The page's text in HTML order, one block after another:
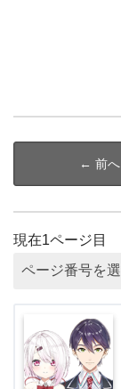
← 前へ
現在1ページ目